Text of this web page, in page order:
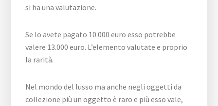
si ha una valutazione.
Se lo avete pagato 10.000 euro esso potrebbe
valere 13.000 euro. L’elemento valutate e proprio
la rarità.
Nel mondo del lusso ma anche negli oggetti da
collezione più un oggetto è raro e più esso vale,